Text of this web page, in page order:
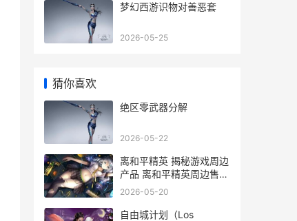
梦幻西游识物对善恶套
2026-05-25
猜你喜欢
绝区零武器分解
2026-05-22
离和平精英 揭秘游戏周边
产品 离和平精英周边售价
一览
2026-05-20
自由城计划（Los